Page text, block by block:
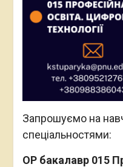
Запрошуємо на
спеціальностями:
ОР бакалавр 015